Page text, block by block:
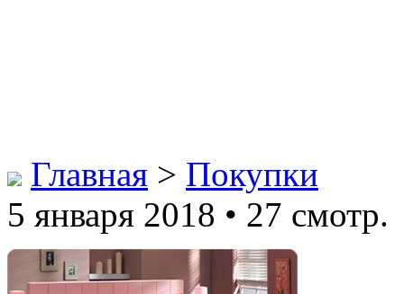
Главная > Покупки
5 января 2018 • 27 смотр.